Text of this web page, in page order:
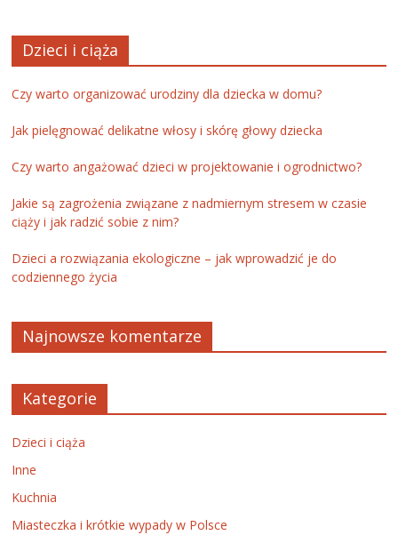
Dzieci i ciąża
Czy warto organizować urodziny dla dziecka w domu?
Jak pielęgnować delikatne włosy i skórę głowy dziecka
Czy warto angażować dzieci w projektowanie i ogrodnictwo?
Jakie są zagrożenia związane z nadmiernym stresem w czasie
ciąży i jak radzić sobie z nim?
Dzieci a rozwiązania ekologiczne – jak wprowadzić je do
codziennego życia
Najnowsze komentarze
Kategorie
Dzieci i ciąża
Inne
Kuchnia
Miasteczka i krótkie wypady w Polsce